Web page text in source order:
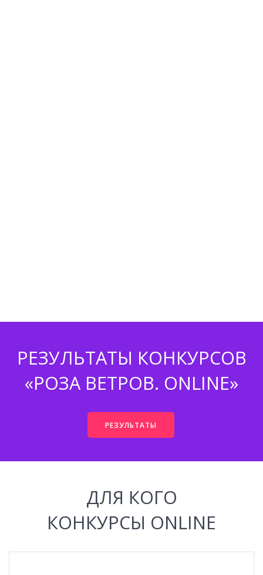
РЕЗУЛЬТАТЫ КОНКУРСОВ
«РОЗА ВЕТРОВ. ONLINE»
РЕЗУЛЬТАТЫ
ДЛЯ КОГО
КОНКУРСЫ ONLINE